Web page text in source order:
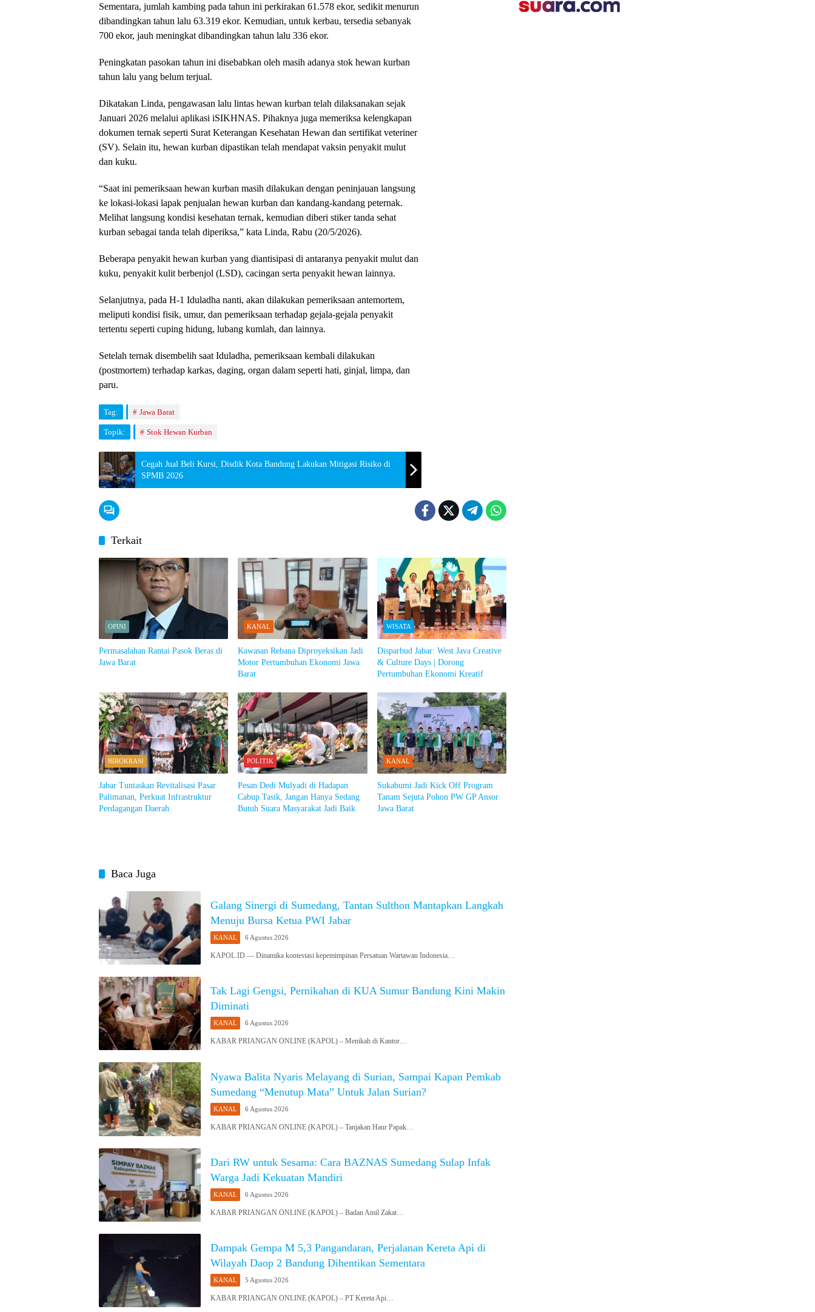
Sementara, jumlah kambing pada tahun ini perkirakan 61.578 ekor, sedikit menurun
dibandingkan tahun lalu 63.319 ekor. Kemudian, untuk kerbau, tersedia sebanyak
700 ekor, jauh meningkat dibandingkan tahun lalu 336 ekor.
Peningkatan pasokan tahun ini disebabkan oleh masih adanya stok hewan kurban
tahun lalu yang belum terjual.
Dikatakan Linda, pengawasan lalu lintas hewan kurban telah dilaksanakan sejak
Januari 2026 melalui aplikasi iSIKHNAS. Pihaknya juga memeriksa kelengkapan
dokumen ternak seperti Surat Keterangan Kesehatan Hewan dan sertifikat veteriner
(SV). Selain itu, hewan kurban dipastikan telah mendapat vaksin penyakit mulut
dan kuku.
“Saat ini pemeriksaan hewan kurban masih dilakukan dengan peninjauan langsung
ke lokasi-lokasi lapak penjualan hewan kurban dan kandang-kandang peternak.
Melihat langsung kondisi kesehatan ternak, kemudian diberi stiker tanda sehat
kurban sebagai tanda telah diperiksa,” kata Linda, Rabu (20/5/2026).
Beberapa penyakit hewan kurban yang diantisipasi di antaranya penyakit mulut dan
kuku, penyakit kulit berbenjol (LSD), cacingan serta penyakit hewan lainnya.
Selanjutnya, pada H-1 Iduladha nanti, akan dilakukan pemeriksaan antemortem,
meliputi kondisi fisik, umur, dan pemeriksaan terhadap gejala-gejala penyakit
tertentu seperti cuping hidung, lubang kumlah, dan lainnya.
Setelah ternak disembelih saat Iduladha, pemeriksaan kembali dilakukan
(postmortem) terhadap karkas, daging, organ dalam seperti hati, ginjal, limpa, dan
paru.
Tag: Jawa Barat
Topik: Stok Hewan Kurban
Cegah Jual Beli Kursi, Disdik Kota Bandung Lakukan Mitigasi Risiko di
SPMB 2026
Terkait
OPINI
Permasalahan Rantai Pasok Beras di
Jawa Barat
KANAL
Kawasan Rebana Diproyeksikan Jadi
Motor Pertumbuhan Ekonomi Jawa
Barat
WISATA
Disparbud Jabar: West Java Creative
& Culture Days | Dorong
Pertumbuhan Ekonomi Kreatif
BIROKRASI
Jabar Tuntaskan Revitalisasi Pasar
Palimanan, Perkuat Infrastruktur
Perdagangan Daerah
POLITIK
Pesan Dedi Mulyadi di Hadapan
Cabup Tasik, Jangan Hanya Sedang
Butuh Suara Masyarakat Jadi Baik
KANAL
Sukabumi Jadi Kick Off Program
Tanam Sejuta Pohon PW GP Ansor
Jawa Barat
Baca Juga
Galang Sinergi di Sumedang, Tantan Sulthon Mantapkan Langkah
Menuju Bursa Ketua PWI Jabar
KANAL 6 Agustus 2026
KAPOL.ID — Dinamika kontestasi kepemimpinan Persatuan Wartawan Indonesia…
Tak Lagi Gengsi, Pernikahan di KUA Sumur Bandung Kini Makin
Diminati
KANAL 6 Agustus 2026
KABAR PRIANGAN ONLINE (KAPOL) – Menikah di Kantor…
Nyawa Balita Nyaris Melayang di Surian, Sampai Kapan Pemkab
Sumedang “Menutup Mata” Untuk Jalan Surian?
KANAL 6 Agustus 2026
KABAR PRIANGAN ONLINE (KAPOL) – Tanjakan Haur Papak…
Dari RW untuk Sesama: Cara BAZNAS Sumedang Sulap Infak
Warga Jadi Kekuatan Mandiri
KANAL 6 Agustus 2026
KABAR PRIANGAN ONLINE (KAPOL) – Badan Amil Zakat…
Dampak Gempa M 5,3 Pangandaran, Perjalanan Kereta Api di
Wilayah Daop 2 Bandung Dihentikan Sementara
KANAL 5 Agustus 2026
KABAR PRIANGAN ONLINE (KAPOL) – PT Kereta Api…